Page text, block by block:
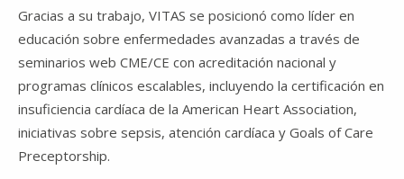
Gracias a su trabajo, VITAS se posicionó como líder en
educación sobre enfermedades avanzadas a través de
seminarios web CME/CE con acreditación nacional y
programas clínicos escalables, incluyendo la certificación en
insuficiencia cardíaca de la American Heart Association,
iniciativas sobre sepsis, atención cardíaca y Goals of Care
Preceptorship.